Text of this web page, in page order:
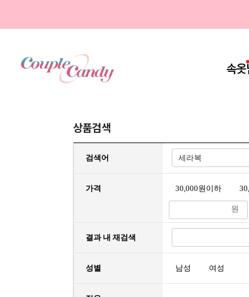
속옷
상품검색
검색어
가격 30,000원이하
원
결과 내 재검색
성별 남성 여성